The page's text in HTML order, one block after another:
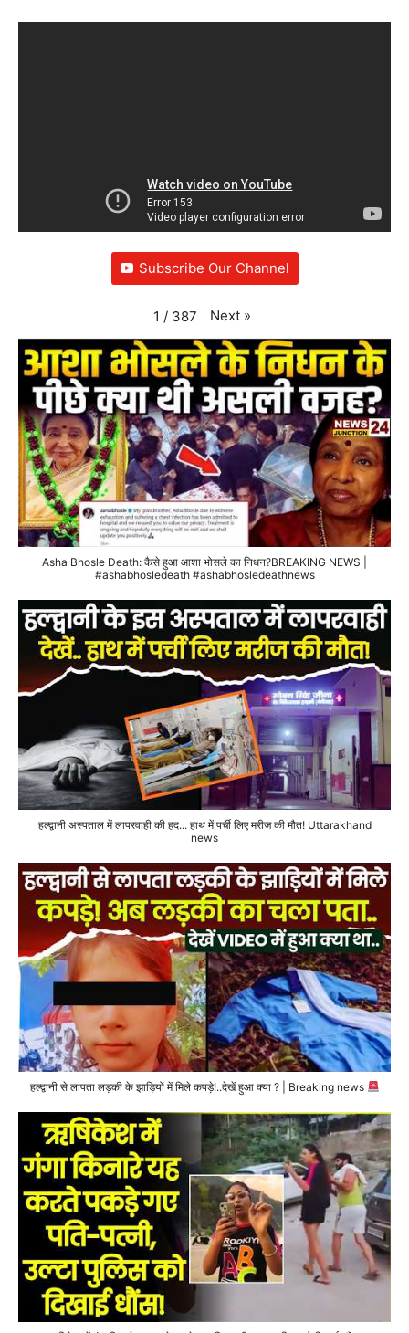
Subscribe Our Channel
1 / 387 Next »
Asha Bhosle Death: कैसे हुआ आशा भोसले का निधन?BREAKING NEWS |
#ashabhosledeath #ashabhosledeathnews
हल्द्वानी अस्पताल में लापरवाही की हद... हाथ में पर्ची लिए मरीज की मौत! Uttarakhand
news
हल्द्वानी से लापता लड़की के झाड़ियों में मिले कपड़े!..देखें हुआ क्या ? | Breaking news